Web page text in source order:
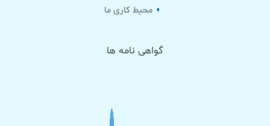
محیط کاری ما
گواهی نامه ها